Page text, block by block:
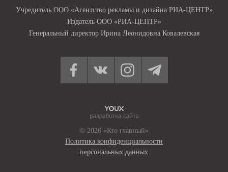
Учредитель ООО «Агентство рекламы и дизайна РИА-ЦЕНТР»
Издатель ООО «РИА-ЦЕНТР»
Генеральный директор Ирина Леонидовна Ковалевская
© 2026 «Кто главный»
Политика конфиденциальности
персональных данных